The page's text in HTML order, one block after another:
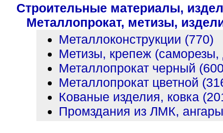
Строительные материалы,
Металлопрокат, метизы,
Металлоконструкции (770)
Метизы, крепеж (саморезы,
Металлопрокат черный
Металлопрокат цветной
Кованые изделия, ковка
Промздания из ЛМК,